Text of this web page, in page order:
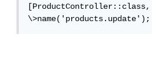
\>name('products.update');